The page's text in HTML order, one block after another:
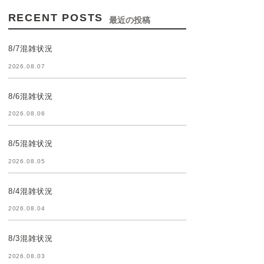
RECENT POSTS 最近の投稿
8/7混雑状況
2026.08.07
8/6混雑状況
2026.08.06
8/5混雑状況
2026.08.05
8/4混雑状況
2026.08.04
8/3混雑状況
2026.08.03